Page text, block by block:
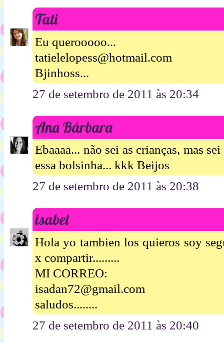
Tati
Eu querooooo...
tatielelopess@hotmail.com
Bjinhoss...
27 de setembro de 2011 às 20:34
Ana Bárbara
Ebaaaa... não sei as crianças, mas
essa bolsinha... kkk Beijos
27 de setembro de 2011 às 20:38
isabel
Hola yo tambien los quieros soy
x compartir.........
MI CORREO:
isadan72@gmail.com
saludos........
27 de setembro de 2011 às 20:40